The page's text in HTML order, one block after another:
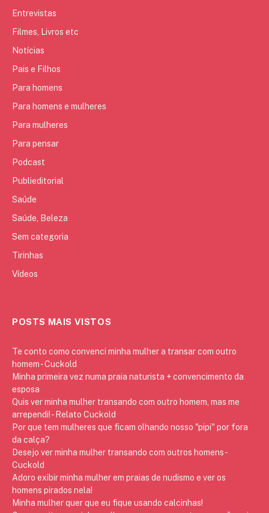
Entrevistas
Filmes, Livros etc
Notícias
Pais e Filhos
Para homens
Para homens e mulheres
Para mulheres
Para pensar
Podcast
Publieditorial
Saúde
Saúde, Beleza
Sem categoria
Tirinhas
Vídeos
POSTS MAIS VISTOS
Te conto como convenci minha mulher a transar com outro
homem - Cuckold
Minha primeira vez numa praia naturista + convencimento da
esposa
Quis ver minha mulher transando com outro homem, mas me
arrependi! - Relato Cuckold
Por que tem mulheres que ficam olhando nosso "pipi" por fora
da calça?
Desejo ver minha mulher transando com outros homens -
Cuckold
Adoro exibir minha mulher em praias de nudismo e ver os
homens pirados nela!
Minha mulher quer que eu fique usando calcinhas!